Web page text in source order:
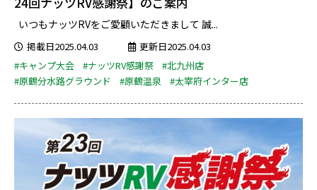
いつもナッツRVをご愛顧いただきまして 誠...
掲載日2025.04.03
更新日2025.04.03
#キャンプ大会
#ナッツRV感謝祭
#北九州店
#原鶴分水路グラウンド
#原鶴温泉 #太宰府インター店